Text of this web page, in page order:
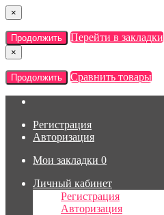
×
Продолжить Перейти в закладки
×
Продолжить Сравнить товары
Регистрация
Авторизация
Мои закладки 0
Личный кабинет
Регистрация
Авторизация